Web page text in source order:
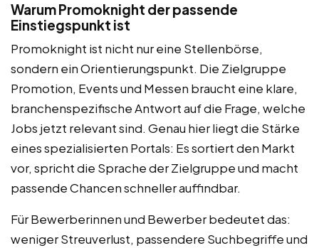
Warum Promoknight der passende
Einstiegspunkt ist
Promoknight ist nicht nur eine Stellenbörse,
sondern ein Orientierungspunkt. Die Zielgruppe
Promotion, Events und Messen braucht eine klare,
branchenspezifische Antwort auf die Frage, welche
Jobs jetzt relevant sind. Genau hier liegt die Stärke
eines spezialisierten Portals: Es sortiert den Markt
vor, spricht die Sprache der Zielgruppe und macht
passende Chancen schneller auffindbar.
Für Bewerberinnen und Bewerber bedeutet das:
weniger Streuverlust, passendere Suchbegriffe und